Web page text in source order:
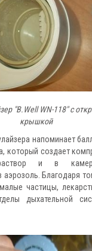
"B.Well WN-118" с
крышкой
напоминает
который создает
и в камере
аэрозоль. Благодаря
частицы,
дыхательной